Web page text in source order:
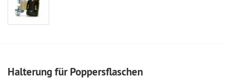
Halterung für Poppersflaschen